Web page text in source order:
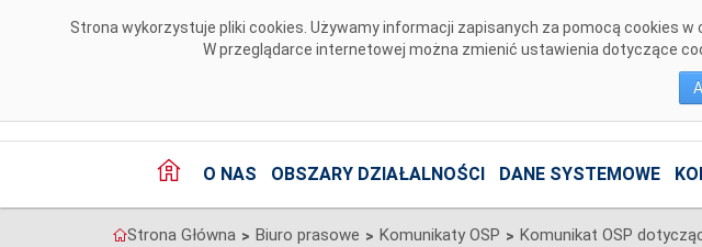
Strona wykorzystuje pliki cookies. Używamy informacji zapisanych za pomocą cookies
W przeglądarce internetowej można zmienić ustawienia dotyczące
O NAS OBSZARY DZIAŁALNOŚCI DANE SYSTEMOWE
Strona Główna > Biuro prasowe > Komunikaty OSP >